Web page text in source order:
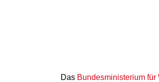
Das Bundesministerium